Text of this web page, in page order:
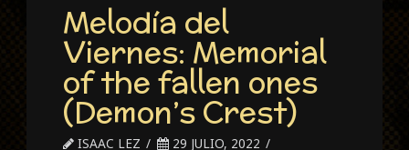
Melodía del
Viernes: Memorial
of the fallen ones
(Demon’s Crest)
ISAAC LEZ
29 JULIO, 2022